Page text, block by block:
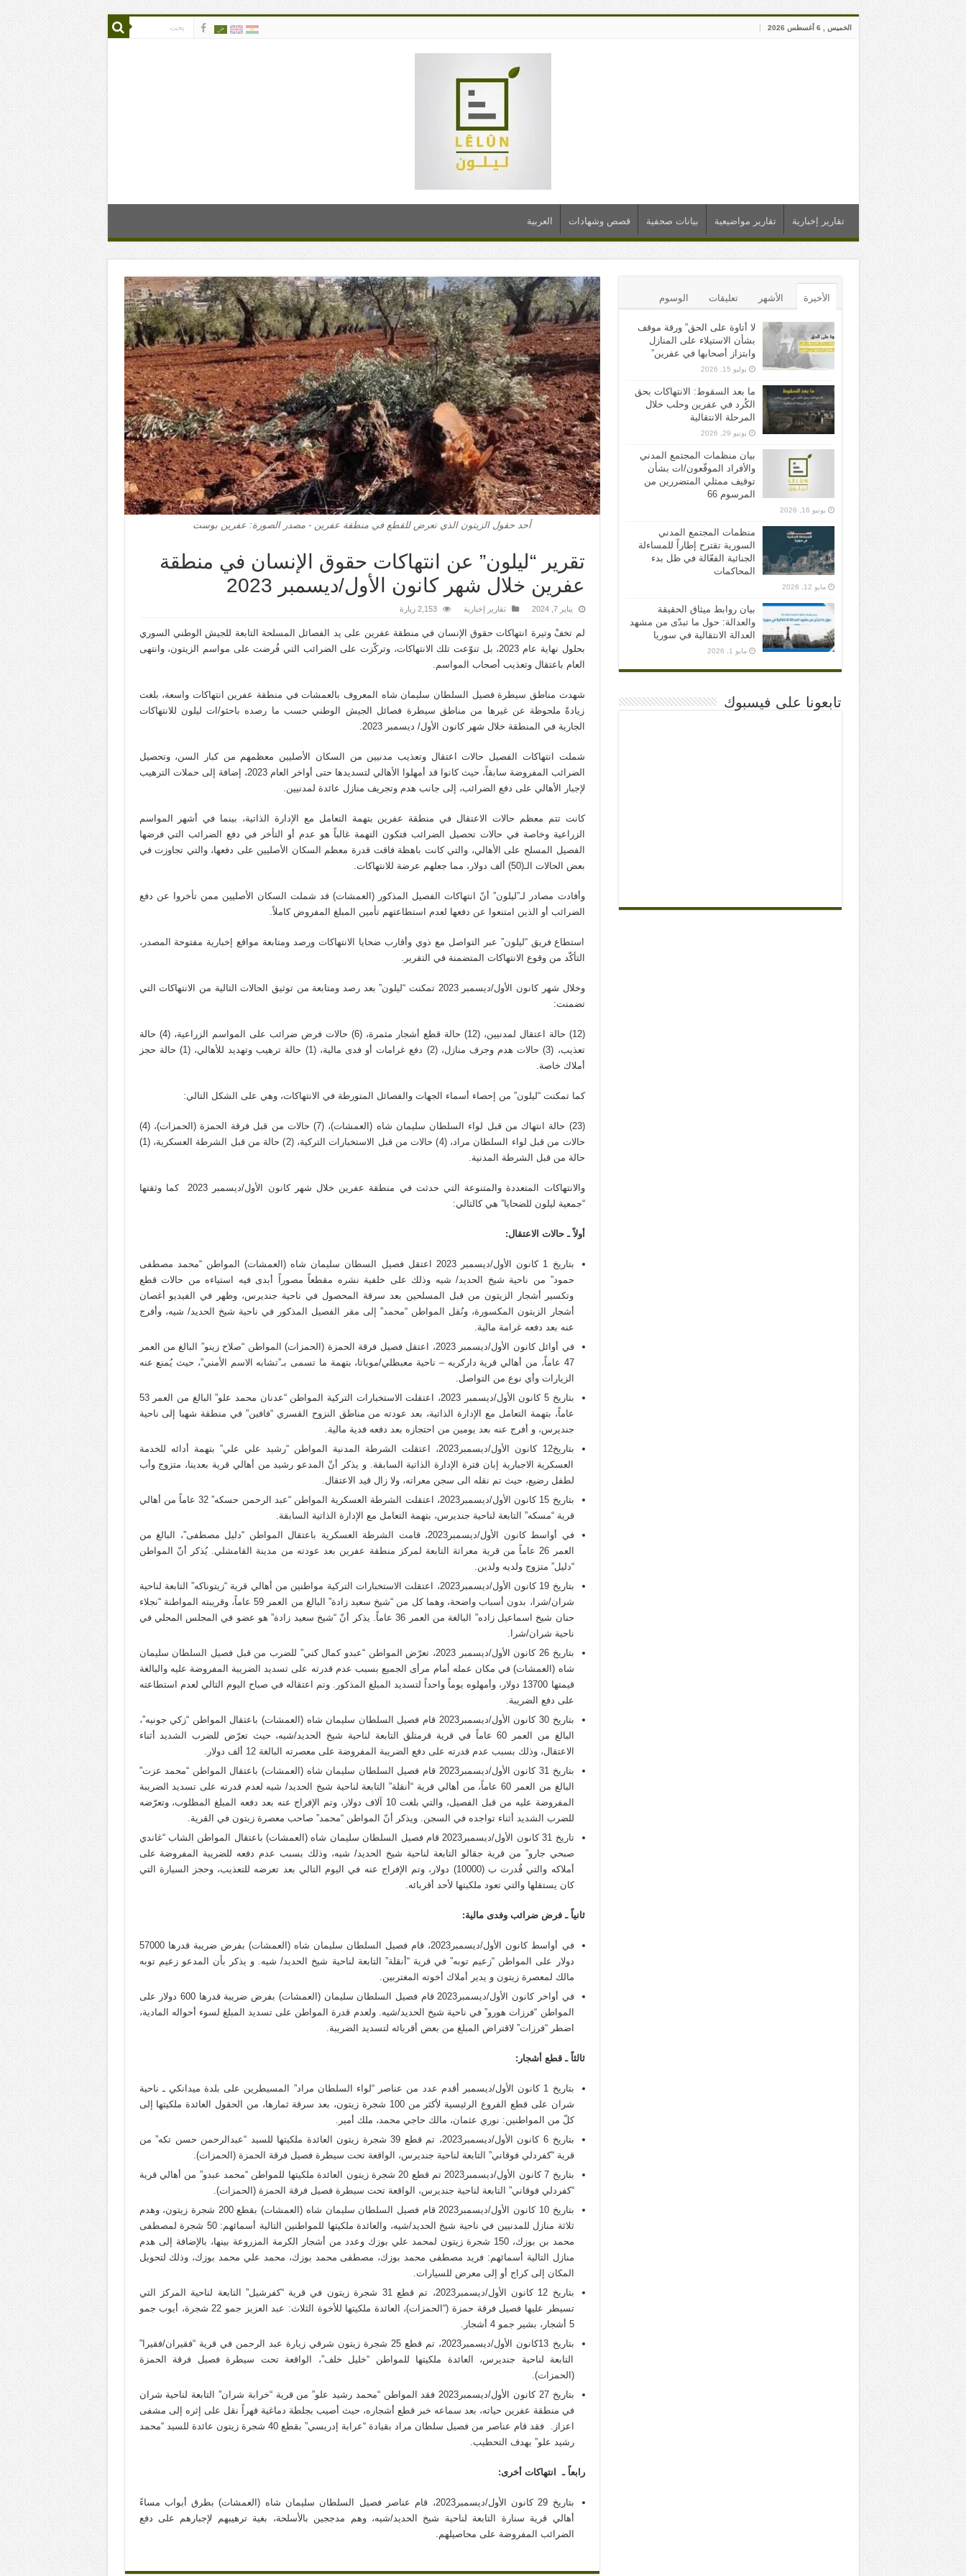
الخميس , 6 أغسطس 2026
تقارير إخبارية تقارير مواضيعية بيانات صحفية قصص وشهادات العربية
أحد حقول الزيتون الذي تعرض للقطع في منطقة عفرين - مصدر الصورة: عفرين بوست
تقرير “ليلون” عن انتهاكات حقوق الإنسان في منطقة
عفرين خلال شهر كانون الأول/ديسمبر 2023
يناير 7, 2024 تقارير إخبارية 2,153 زيارة
لم تخفْ وتيرة انتهاكات حقوق الإنسان في منطقة عفرين على يد الفصائل المسلحة التابعة للجيش الوطني السوري
بحلول نهاية عام 2023، بل تنوّعت تلك الانتهاكات، وتركّزت على الضرائب التي فُرضت على مواسم الزيتون، وانتهى
العام باعتقال وتعذيب أصحاب المواسم.
شهدت مناطق سيطرة فصيل السلطان سليمان شاه المعروف بالعمشات في منطقة عفرين انتهاكات واسعة، بلغت
زيادةً ملحوظة عن غيرها من مناطق سيطرة فصائل الجيش الوطني حسب ما رصده باحثو/ات ليلون للانتهاكات
الجارية في المنطقة خلال شهر كانون الأول/ ديسمبر 2023.
شملت انتهاكات الفصيل حالات اعتقال وتعذيب مدنيين من السكان الأصليين معظمهم من كبار السن، وتحصيل
الضرائب المفروضة سابقاً، حيث كانوا قد أمهلوا الأهالي لتسديدها حتى أواخر العام 2023، إضافة إلى حملات الترهيب
لإجبار الأهالي على دفع الضرائب، إلى جانب هدم وتجريف منازل عائدة لمدنيين.
كانت تتم معظم حالات الاعتقال في منطقة عفرين بتهمة التعامل مع الإدارة الذاتية، بينما في أشهر المواسم
الزراعية وخاصة في حالات تحصيل الضرائب فتكون التهمة غالباً هو عدم أو التأخر في دفع الضرائب التي فرضها
الفصيل المسلح على الأهالي، والتي كانت باهظة فاقت قدرة معظم السكان الأصليين على دفعها، والتي تجاوزت في
بعض الحالات الـ(50) ألف دولار، مما جعلهم عرضة للانتهاكات.
وأفادت مصادر لـ”ليلون” أنّ انتهاكات الفصيل المذكور (العمشات) قد شملت السكان الأصليين ممن تأخروا عن دفع
الضرائب أو الذين امتنعوا عن دفعها لعدم استطاعتهم تأمين المبلغ المفروض كاملاً.
استطاع فريق “ليلون” عبر التواصل مع ذوي وأقارب ضحايا الانتهاكات ورصد ومتابعة مواقع إخبارية مفتوحة المصدر،
التأكّد من وقوع الانتهاكات المتضمنة في التقرير.
وخلال شهر كانون الأول/ديسمبر 2023 تمكنت “ليلون” بعد رصد ومتابعة من توثيق الحالات التالية من الانتهاكات التي
تضمنت:
(12) حالة اعتقال لمدنيين، (12) حالة قطع أشجار مثمرة، (6) حالات فرض ضرائب على المواسم الزراعية، (4) حالة
تعذيب، (3) حالات هدم وجرف منازل، (2) دفع غرامات أو فدى مالية، (1) حالة ترهيب وتهديد للأهالي، (1) حالة حجز
أملاك خاصة.
كما تمكنت “ليلون” من إحصاء أسماء الجهات والفصائل المتورطة في الانتهاكات، وهي على الشكل التالي:
(23) حالة انتهاك من قبل لواء السلطان سليمان شاه (العمشات)، (7) حالات من قبل فرقة الحمزة (الحمزات)، (4)
حالات من قبل لواء السلطان مراد، (4) حالات من قبل الاستخبارات التركية، (2) حالة من قبل الشرطة العسكرية، (1)
حالة من قبل الشرطة المدنية.
والانتهاكات المتعددة والمتنوعة التي حدثت في منطقة عفرين خلال شهر كانون الأول/ديسمبر 2023 كما وثقتها
“جمعية ليلون للضحايا” هي كالتالي:
أولاً ـ حالات الاعتقال:
بتاريخ 1 كانون الأول/ديسمبر 2023 اعتقل فصيل السطان سليمان شاه (العمشات) المواطن “محمد مصطفى
حمود” من ناحية شيخ الحديد/ شيه وذلك على خلفية نشره مقطعاً مصوراً أبدى فيه استياءه من حالات قطع
وتكسير أشجار الزيتون من قبل المسلحين بعد سرقة المحصول في ناحية جنديرس، وظهر في الفيديو أغصان
أشجار الزيتون المكسورة، ونُقل المواطن “محمد” إلى مقر الفصيل المذكور في ناحية شيخ الحديد/ شيه، وأفرج
عنه بعد دفعه غرامة مالية.
في أوائل كانون الأول/ديسمبر 2023، اعتقل فصيل فرقة الحمزة (الحمزات) المواطن “صلاح زينو” البالغ من العمر
47 عاماً، من أهالي قرية داركريه – ناحية معبطلي/موباتا، بتهمة ما تسمى بـ”تشابه الاسم الأمني”، حيث يُمنع عنه
الزيارات وأي نوع من التواصل.
بتاريخ 5 كانون الأول/ديسمبر 2023، اعتقلت الاستخبارات التركية المواطن “عدنان محمد علو” البالغ من العمر 53
عاماً، بتهمة التعامل مع الإدارة الذاتية، بعد عودته من مناطق النزوح القسري “فافين” في منطقة شهبا إلى ناحية
جنديرس، و أفرج عنه بعد يومين من احتجازه بعد دفعه فدية مالية.
بتاريخ12 كانون الأول/ديسمبر2023، اعتقلت الشرطة المدنية المواطن “رشيد علي علي” بتهمة أدائه للخدمة
العسكرية الاجبارية إبان فترة الإدارة الذاتية السابقة. و يذكر أنّ المدعو رشيد من أهالي قرية بعدينا، متزوج وأب
لطفل رضيع، حيث تم نقله الى سجن معراته، ولا زال قيد الاعتقال.
بتاريخ 15 كانون الأول/ديسمبر2023، اعتقلت الشرطة العسكرية المواطن “عبد الرحمن حسكه” 32 عاماً من أهالي
قرية “مسكه” التابعة لناحية جنديرس، بتهمة التعامل مع الإدارة الذاتية السابقة.
في أواسط كانون الأول/ديسمبر2023، قامت الشرطة العسكرية باعتقال المواطن “دليل مصطفى”، البالغ من
العمر 26 عاماً من قرية معراتة التابعة لمركز منطقة عفرين بعد عودته من مدينة القامشلي. يُذكر أنّ المواطن
“دليل” متزوج ولديه ولدين.
بتاريخ 19 كانون الأول/ديسمبر2023، اعتقلت الاستخبارات التركية مواطنين من أهالي قرية “زيتوناكه” التابعة لناحية
شران/شرا، بدون أسباب واضحة، وهما كل من “شيخ سعيد زادة” البالغ من العمر 59 عاماً، وقريبته المواطنة “نجلاء
حنان شيخ اسماعيل زاده” البالغة من العمر 36 عاماً. يذكر أنّ “شيخ سعيد زادة” هو عضو في المجلس المحلي في
ناحية شران/شرا.
بتاريخ 26 كانون الأول/ديسمبر 2023، تعرّض المواطن “عبدو كمال كني” للضرب من قبل فصيل السلطان سليمان
شاه (العمشات) في مكان عمله أمام مرأى الجميع بسبب عدم قدرته على تسديد الضريبة المفروضة عليه والبالغة
قيمتها 13700 دولار، وأمهلوه يوماً واحداً لتسديد المبلغ المذكور. وتم اعتقاله في صباح اليوم التالي لعدم استطاعته
على دفع الضريبة.
بتاريخ 30 كانون الأول/ديسمبر2023 قام فصيل السلطان سليمان شاه (العمشات) باعتقال المواطن “زكي جونيه”،
البالغ من العمر 60 عاماً في قرية قرمتلق التابعة لناحية شيخ الحديد/شيه، حيث تعرّض للضرب الشديد أثناء
الاعتقال، وذلك بسبب عدم قدرته على دفع الضريبة المفروضة على معصرته البالغة 12 ألف دولار.
بتاريخ 31 كانون الأول/ديسمبر2023 قام فصيل السلطان سليمان شاه (العمشات) باعتقال المواطن “محمد عزت”
البالغ من العمر 60 عاماً، من أهالي قرية “أنقلة” التابعة لناحية شيخ الحديد/ شيه لعدم قدرته على تسديد الضريبة
المفروضة عليه من قبل الفصيل، والتي بلغت 10 آلاف دولار، وتم الإفراج عنه بعد دفعه المبلغ المطلوب، وتعرّضه
للضرب الشديد أثناء تواجده في السجن. ويذكر أنّ المواطن “محمد” صاحب معصرة زيتون في القرية.
تاريخ 31 كانون الأول/ديسمبر2023 قام فصيل السلطان سليمان شاه (العمشات) باعتقال المواطن الشاب “غاندي
صبحي جارو” من قرية جقالو التابعة لناحية شيخ الحديد/ شيه، وذلك بسبب عدم دفعه للضريبة المفروضة على
أملاكه والتي قُدرت ب (10000) دولار، وتم الإفراج عنه في اليوم التالي بعد تعرضه للتعذيب، وحجز السيارة التي
كان يستقلها والتي تعود ملكيتها لأحد أقربائه.
ثانياً ـ فرض ضرائب وفدى مالية:
في أواسط كانون الأول/ديسمبر2023، قام فصيل السلطان سليمان شاه (العمشات) بفرض ضريبة قدرها 57000
دولار على المواطن “زعيم توبه” في قرية “أنقلة” التابعة لناحية شيخ الحديد/ شيه. و يذكر بأن المدعو زعيم توبه
مالك لمعصرة زيتون و يدير أملاك أخوته المغتربين.
في أواخر كانون الأول/ديسمبر2023 قام فصيل السلطان سليمان (العمشات) بفرض ضريبة قدرها 600 دولار على
المواطن “فرزات هورو” في ناحية شيخ الحديد/شيه. ولعدم قدرة المواطن على تسديد المبلغ لسوء أحواله المادية،
اضطر “فرزات” لاقتراض المبلغ من بعض أقربائه لتسديد الضريبة.
ثالثاً ـ قطع أشجار :
بتاريخ 1 كانون الأول/ديسمبر أقدم عدد من عناصر “لواء السلطان مراد” المسيطرين على بلدة ميدانكي ـ ناحية
شران على قطع الفروع الرئيسية لأكثر من 100 شجرة زيتون، بعد سرقة ثمارها، من الحقول العائدة ملكيتها إلى
كلّ من المواطنين: نوري عثمان، مالك حاجي محمد، ملك أمير.
بتاريخ 6 كانون الأول/ديسمبر2023، تم قطع 39 شجرة زيتون العائدة ملكيتها للسيد “عبدالرحمن حسن تكه” من
قرية “كفردلي فوقاني” التابعة لناحية جنديرس، الواقعة تحت سيطرة فصيل فرقة الحمزة (الحمزات).
بتاريخ 7 كانون الأول/ديسمبر2023 تم قطع 20 شجرة زيتون العائدة ملكيتها للمواطن “محمد عبدو” من أهالي قرية
“كفردلي فوقاني” التابعة لناحية جنديرس، الواقعة تحت سيطرة فصيل فرقة الحمزة (الحمزات).
بتاريخ 10 كانون الأول/ديسمبر2023 قام فصيل السلطان سليمان شاه (العمشات) بقطع 200 شجرة زيتون، وهدم
ثلاثة منازل للمدنيين في ناحية شيخ الحديد/شيه، والعائدة ملكيتها للمواطنين التالية أسمائهم: 50 شجرة لمصطفى
محمد بن بوزك، 150 شجرة زيتون لمحمد علي بوزك وعدد من أشجار الكرمة المزروعة بينها، بالإضافة إلى هدم
منازل التالية أسمائهم: فريد مصطفى محمد بوزك، مصطفى محمد بوزك، محمد علي محمد بوزك، وذلك لتحويل
المكان إلى كراج أو إلى معرض للسيارات.
بتاريخ 12 كانون الأول/ديسمبر2023، تم قطع 31 شجرة زيتون في قرية “كفرشيل” التابعة لناحية المركز التي
تسيطر عليها فصيل فرقة حمزة (“الحمزات)، العائدة ملكيتها للأخوة الثلاث: عبد العزيز جمو 22 شجرة، أيوب جمو
5 أشجار، بشير جمو 4 أشجار.
بتاريخ 13كانون الأول/ديسمبر2023، تم قطع 25 شجرة زيتون شرقي زيارة عبد الرحمن في قرية “فقيران/فقيرا”
التابعة لناحية جنديرس، العائدة ملكيتها للمواطن “خليل خلف”، الواقعة تحت سيطرة فصيل فرقة الحمزة
(الحمزات).
بتاريخ 27 كانون الأول/ديسمبر2023 فقد المواطن “محمد رشيد علو” من قرية “خرابة شران” التابعة لناحية شران
في منطقة عفرين حياته، بعد سماعه خبر قطع أشجاره، حيث أصيب بجلطة دماغية قهراً نقل على إثره إلى مشفى
اعزاز. فقد قام عناصر من فصيل سلطان مراد بقيادة “عرابة إدريسي” بقطع 40 شجرة زيتون عائدة للسيد “محمد
رشيد علو” بهدف التحطيب.
رابعاً ـ انتهاكات أخرى:
بتاريخ 29 كانون الأول/ديسمبر2023، قام عناصر فصيل السلطان سليمان شاه (العمشات) بطرق أبواب مساءً
أهالي قرية سنارة التابعة لناحية شيخ الحديد/شيه، وهم مدججين بالأسلحة، بغية ترهيبهم لإجبارهم على دفع
الضرائب المفروضة على محاصيلهم.
الأخيرة الأشهر تعليقات الوسوم
لا أتاوة على الحق” ورقة موقف
بشأن الاستيلاء على المنازل
وابتزاز أصحابها في عفرين”
يوليو 15, 2026
ما بعد السقوط: الانتهاكات بحق
الكُرد في عفرين وحلب خلال
المرحلة الانتقالية
يونيو 29, 2026
بيان منظمات المجتمع المدني
والأفراد الموقّعون/ات بشأن
توقيف ممثلي المتضررين من
المرسوم 66
يونيو 16, 2026
منظمات المجتمع المدني
السورية تقترح إطاراً للمساءلة
الجنائية الفعّالة في ظل بدء
المحاكمات
مايو 12, 2026
بيان روابط ميثاق الحقيقة
والعدالة: حول ما تبدّى من مشهد
العدالة الانتقالية في سوريا
مايو 1, 2026
تابعونا على فيسبوك